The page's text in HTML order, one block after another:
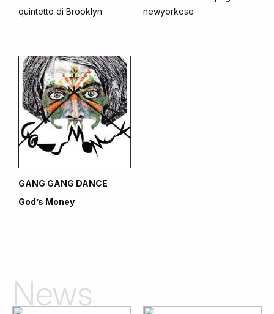
quintetto di Brooklyn
newyorkese
GANG GANG DANCE
God’s Money
News